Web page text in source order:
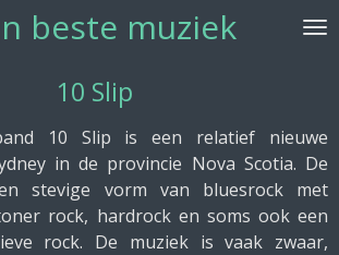
beste muziek
10 Slip
10 Slip is een relatief nieuwe
in de provincie Nova Scotia. De
stevige vorm van bluesrock met
rock, hardrock en soms ook een
rock. De muziek is vaak zwaar,